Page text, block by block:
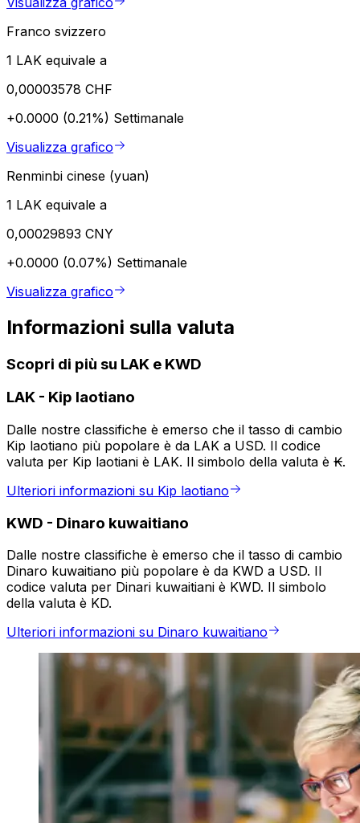
Franco svizzero
1 LAK equivale a
0,00003578 CHF
+0.0000 (0.21%) Settimanale
Visualizza grafico
Renminbi cinese (yuan)
1 LAK equivale a
0,00029893 CNY
+0.0000 (0.07%) Settimanale
Visualizza grafico
Informazioni sulla valuta
Scopri di più su LAK e KWD
LAK - Kip laotiano
Dalle nostre classifiche è emerso che il tasso di cambio
Kip laotiano più popolare è da LAK a USD. Il codice
valuta per Kip laotiani è LAK. Il simbolo della valuta è ₭.
Ulteriori informazioni su Kip laotiano
KWD - Dinaro kuwaitiano
Dalle nostre classifiche è emerso che il tasso di cambio
Dinaro kuwaitiano più popolare è da KWD a USD. Il
codice valuta per Dinari kuwaitiani è KWD. Il simbolo
della valuta è KD.
Ulteriori informazioni su Dinaro kuwaitiano